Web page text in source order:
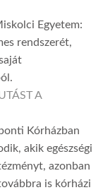
Egyetem:
rendszerét,
A
Kórházban
akik egészségi
azonban
is kórházi